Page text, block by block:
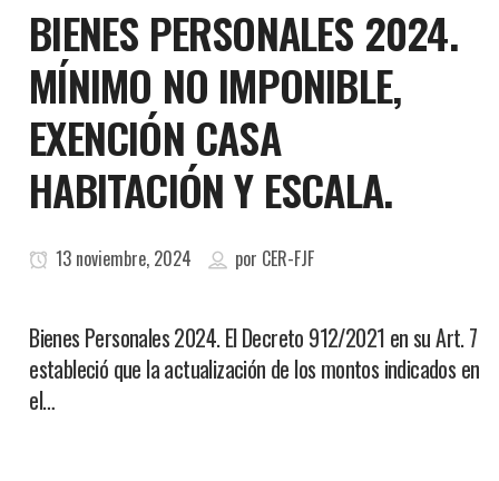
BIENES PERSONALES 2024.
MÍNIMO NO IMPONIBLE,
EXENCIÓN CASA
HABITACIÓN Y ESCALA.
13 noviembre, 2024 por CER-FJF
Bienes Personales 2024. El Decreto 912/2021 en su Art. 7
estableció que la actualización de los montos indicados en
el…